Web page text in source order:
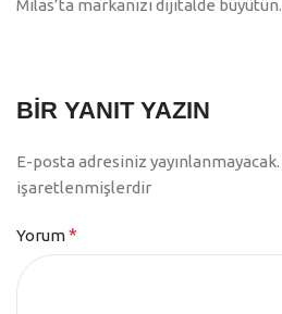
Milas’ta markanızı dijitalde büyütün.
BIR YANIT YAZIN
E-posta adresiniz yayınlanmayacak.
işaretlenmişlerdir
Yorum*